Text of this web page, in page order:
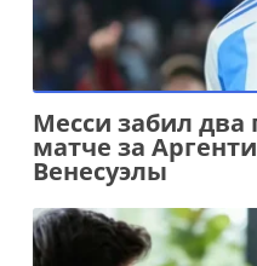
Месси забил два
матче за
Венесуэлы